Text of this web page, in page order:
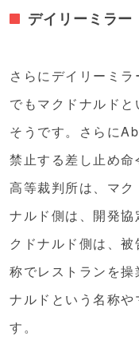
デイリーミラー
さらにデイリーミ
でもマクドナルド
そうです。さらに
禁止する差し止め
高等裁判所は、マ
ナルド側は、開発
クドナルド側は、
称でレストランを
ナルドという名称
す。